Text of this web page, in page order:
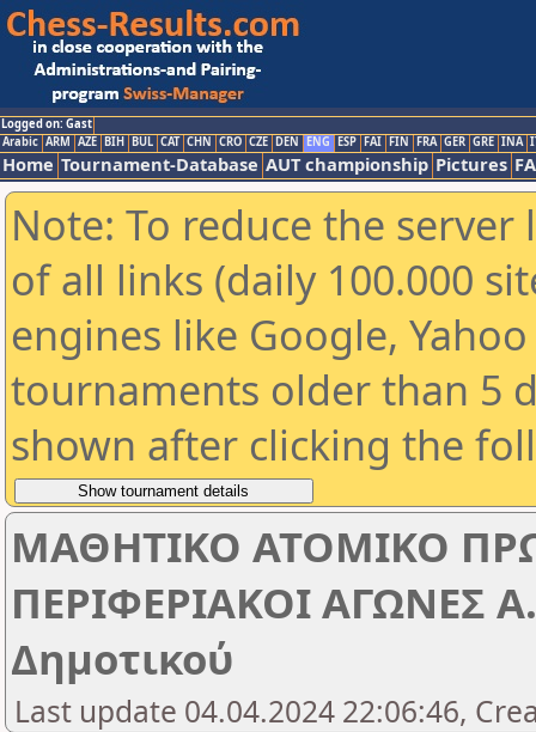
Logged on: Gast
Arabic ARM AZE BIH BUL CAT CHN CRO CZE DEN ENG ESP FAI FIN FRA GER GRE INA
Home Tournament-Database AUT championship Pictures
Note: To reduce the
of all links (daily 100.000
engines like Google,
tournaments older than 5
shown after clicking the
ΜΑΘΗΤΙΚΟ ΑΤΟΜΙΚΟ
ΠΕΡΙΦΕΡΙΑΚΟΙ ΑΓΩΝΕΣ
Δημοτικού
Last update 04.04.2024 22:06:46,